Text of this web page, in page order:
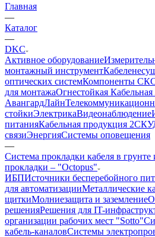
Главная
—
Каталог
—
DKC
Активное оборудование
монтажный инструмент
оптических системКомпоненты
для монтажаОгнестойкая
АвангардЛайн
стойкиЭлектрикаВидеонаблюдение
питанияКабельная продукция 2
связиЭнергияСистемы оповещения
—
Система прокладки кабеля в
прокладки – "Octopus"
ИБПИсточники бесперебойного
для автоматизацииМеталлические
щиткиМолниезащита и заземление
решенияРешения для IT-
организации рабочих мест "Sotto"
кабель-каналовСистемы